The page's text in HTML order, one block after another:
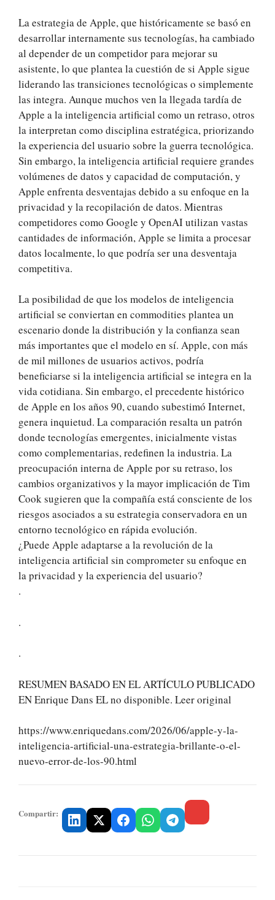
La estrategia de Apple, que históricamente se basó en
desarrollar internamente sus tecnologías, ha cambiado
al depender de un competidor para mejorar su
asistente, lo que plantea la cuestión de si Apple sigue
liderando las transiciones tecnológicas o simplemente
las integra. Aunque muchos ven la llegada tardía de
Apple a la inteligencia artificial como un retraso, otros
la interpretan como disciplina estratégica, priorizando
la experiencia del usuario sobre la guerra tecnológica.
Sin embargo, la inteligencia artificial requiere grandes
volúmenes de datos y capacidad de computación, y
Apple enfrenta desventajas debido a su enfoque en la
privacidad y la recopilación de datos. Mientras
competidores como Google y OpenAI utilizan vastas
cantidades de información, Apple se limita a procesar
datos localmente, lo que podría ser una desventaja
competitiva.
La posibilidad de que los modelos de inteligencia
artificial se conviertan en commodities plantea un
escenario donde la distribución y la confianza sean
más importantes que el modelo en sí. Apple, con más
de mil millones de usuarios activos, podría
beneficiarse si la inteligencia artificial se integra en la
vida cotidiana. Sin embargo, el precedente histórico
de Apple en los años 90, cuando subestimó Internet,
genera inquietud. La comparación resalta un patrón
donde tecnologías emergentes, inicialmente vistas
como complementarias, redefinen la industria. La
preocupación interna de Apple por su retraso, los
cambios organizativos y la mayor implicación de Tim
Cook sugieren que la compañía está consciente de los
riesgos asociados a su estrategia conservadora en un
entorno tecnológico en rápida evolución.
¿Puede Apple adaptarse a la revolución de la
inteligencia artificial sin comprometer su enfoque en
la privacidad y la experiencia del usuario?
.
.
.
RESUMEN BASADO EN EL ARTÍCULO PUBLICADO
EN Enrique Dans EL no disponible. Leer original
https://www.enriquedans.com/2026/06/apple-y-la-
inteligencia-artificial-una-estrategia-brillante-o-el-
nuevo-error-de-los-90.html
Compartir: